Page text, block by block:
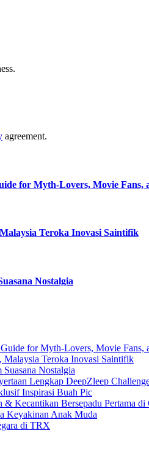
agreement.
for Myth-Lovers, Movie Fans,
Teroka Inovasi Saintifik
Nostalgia
for Myth-Lovers, Movie Fans,
Teroka Inovasi Saintifik
Suasana Nostalgia
Lengkap DeepZleep
Inspirasi Buah Pic
Kecantikan Bersepadu Pertama di
Keyakinan Anak Muda
di TRX